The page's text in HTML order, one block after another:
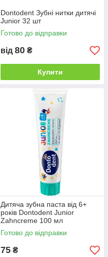
Dontodent Зубні нитки дитячі
Junior 32 шт
Готово до відправки
від 80 ₴
Купити
Дитяча зубна паста від 6+
років Dontodent Junior
Zahncreme 100 мл
Готово до відправки
75 ₴